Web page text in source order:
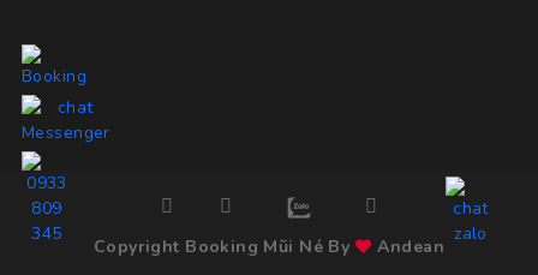
Copyright Booking Mũi Né By Andean